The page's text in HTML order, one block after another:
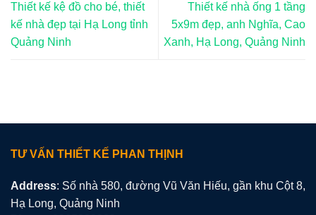
Thiết kế kệ đồ cho bé, thiết
kế nhà đẹp tại Hạ Long tỉnh
Quảng Ninh
Thiết kế nhà ống 1 tầng
5x9m đẹp, anh Nghĩa, Cao
Xanh, Hạ Long, Quảng Ninh
TƯ VẤN THIẾT KẾ PHAN THỊNH
Address: Số nhà 580, đường Vũ Văn Hiếu, gần khu Cột 8,
Hạ Long, Quảng Ninh